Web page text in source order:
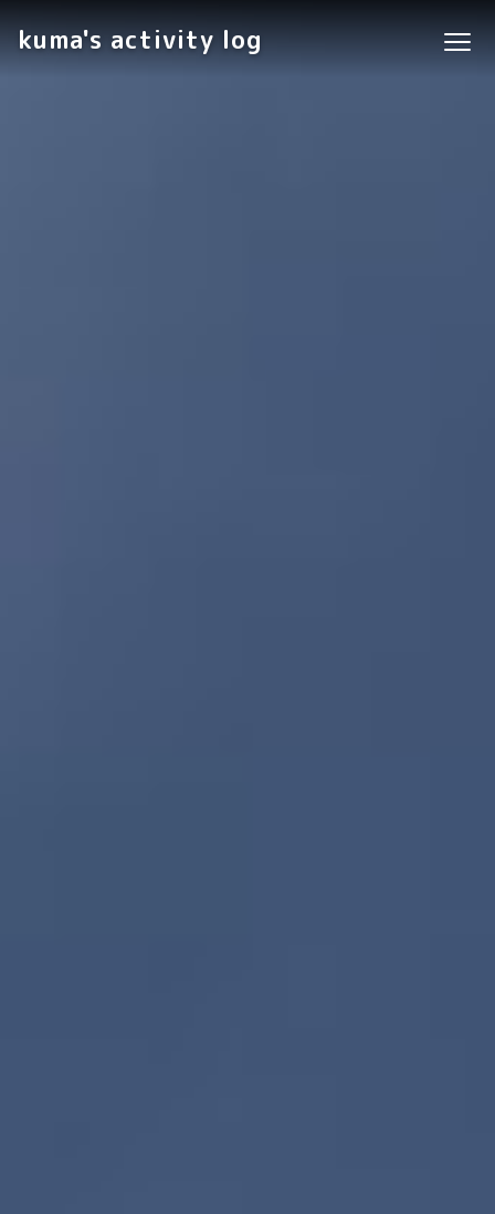
kuma's activity log